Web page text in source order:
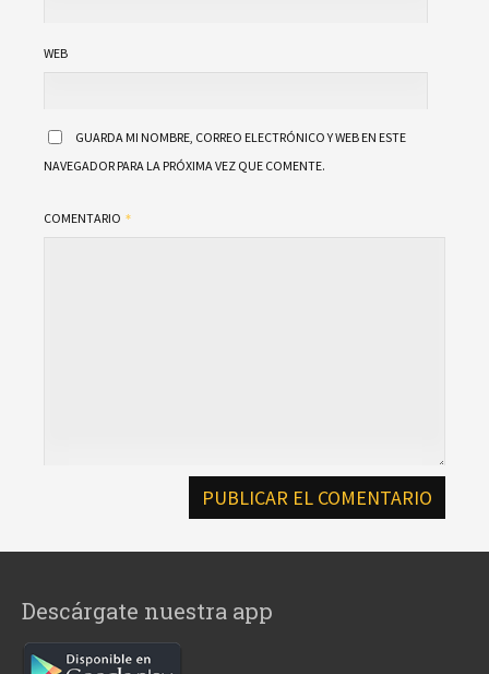
WEB
GUARDA MI NOMBRE, CORREO ELECTRÓNICO Y WEB EN ESTE
NAVEGADOR PARA LA PRÓXIMA VEZ QUE COMENTE.
COMENTARIO
Descárgate nuestra app